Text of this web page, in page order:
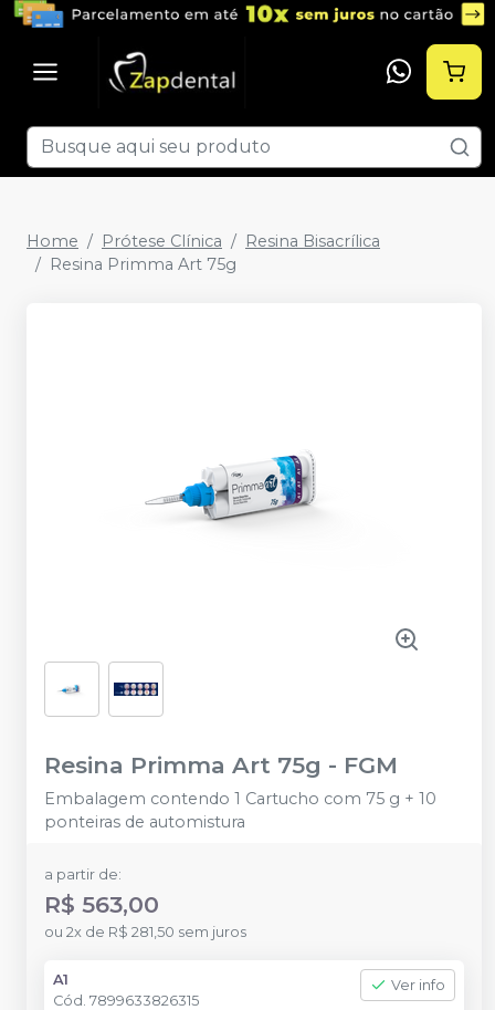
Home Prótese Clínica
Resina Bisacrílica
Resina Primma Art 75g
Resina Primma Art 75g - FGM
Embalagem contendo 1 Cartucho com 75 g + 10
ponteiras de automistura
a partir de:
R$ 563,00
ou 2x de R$ 281,50 sem juros
A1
Cód. 7899633826315
Ver info